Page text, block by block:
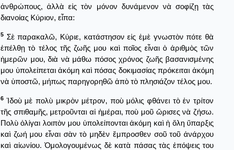
ἀνθρώπους, ἀλλὰ εἰς τὸν μόνον δυνάμενον νὰ σοφίζῃ τὰς
διανοίας Κύριον, εἶπα:
5 Σὲ παρακαλῶ, Κύριε, κατάστησον εἰς ἐμὲ γνωστὸν πότε θὰ
ἐπέλθῃ τὸ τέλος τῆς ζωῆς μου καὶ ποῖος εἶναι ὁ ἀριθμὸς τῶν
ἡμερῶν μου, διὰ νὰ μάθω πόσος χρόνος ζωῆς βασανισμένης
μου ὑπολείπεται ἀκόμη καὶ πόσας δοκιμασίας πρόκειται ἀκόμη
νὰ ὑποστῶ, μήπως παρηγορηθῶ ἀπὸ τὸ πλησιάζον τέλος μου.
6 Ἰδοὺ μὲ πολὺ μικρὸν μέτρον, ποὺ μόλις φθάνει τὸ ἐν τρίτον
τῆς σπιθαμῆς, μετροῦνται αἱ ἡμέραι, ποὺ μοῦ ὤρισες νὰ ζήσω.
Πολὺ ὀλίγαι λοιπὸν μου ὑπολείπονται ἀκόμη καὶ ἡ ὅλη ὕπαρξις
καὶ ζωή μου εἶναι σὰν τὸ μηδὲν ἔμπροσθεν σοῦ τοῦ ἀνάρχου
καὶ αἰωνίου. Ὁμολογουμένως δὲ κατὰ πάσας τὰς ἐπόψεις του